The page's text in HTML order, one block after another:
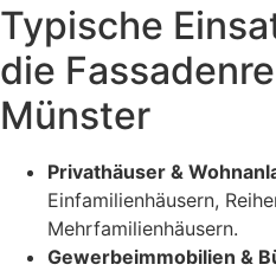
Typische
die
Münster
Privathäuser &
Einfamilienhäusern,
Mehrfamilienhäusern.
Gewerbeimmobilien &